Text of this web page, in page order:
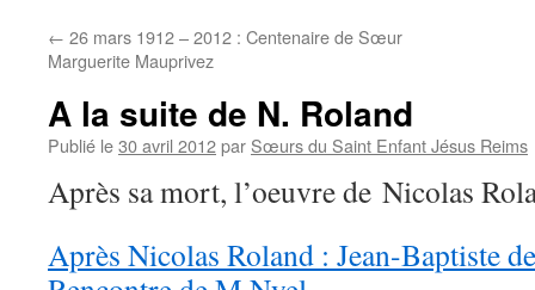
← 26 mars 1912 – 2012 : Centenaire de Sœur
Marguerite Mauprivez
A la suite de N. Roland
Publié le30 avril 2012par Sœurs du Saint Enfant Jésus Reims
Après sa mort, l’oeuvre de Nicolas
Après Nicolas Roland : Jean-Baptiste